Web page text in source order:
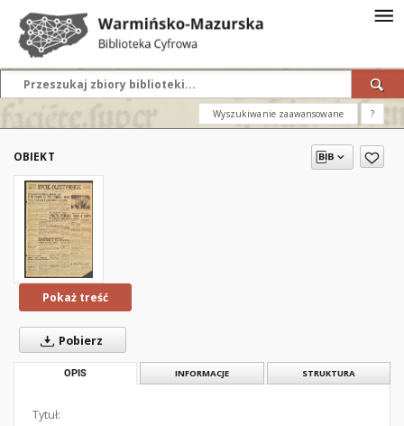
Wyszukiwanie zaawansowane ?
OBIEKT
Pokaż treść
Pobierz
OPIS INFORMACJE STRUKTURA
Tytuł: